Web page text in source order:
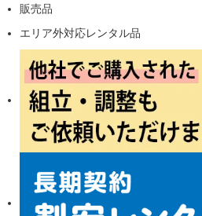
販売品
エリア外対応レンタル品